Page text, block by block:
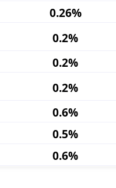
0.26%
0.2%
0.2%
0.2%
0.6%
0.5%
0.6%